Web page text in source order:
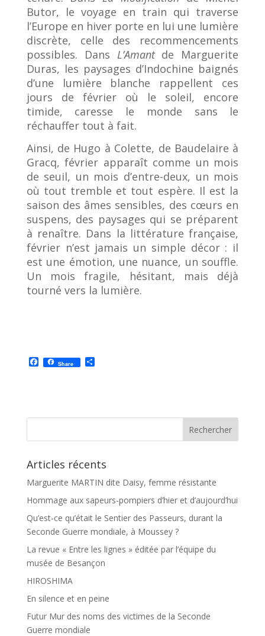
Butor, le voyage en train qui traverse
l’Europe en hiver porte en lui une lumière
discrète, celle des recommencements
possibles. Dans L’Amantde Marguerite
Duras, les paysages d’Indochine baignés
d’une lumière blanche rappellent ces
jours de février où le soleil, encore
timide, caresse le monde sans le
réchauffer tout à fait.
Ainsi, de Hugo à Colette, de Baudelaire à
Gracq, février apparaît comme un mois
de seuil, un mois d’entre-deux, un mois
où tout tremble et tout espère. Il est la
saison des âmes sensibles, des cœurs en
suspens, des paysages qui se préparent
à renaître. Dans la littérature française,
février n’est jamais un simple décor : il
est une émotion, une nuance, un souffle.
Un mois fragile, hésitant, mais déjà
tourné vers la lumière.
F
a
o
Share P
e
Articles récents
Marguerite MARTIN dite Daisy, femme résistante
Hommage aux sapeurs-pompiers d’hier et d’aujourd’hui
Qu’est-ce qu’était le Sentier des Passeurs, durant la
Seconde Guerre mondiale, à Moussey ?
La revue « Entre les lignes » éditée par l’équipe du
musée de Besançon
HIROSHIMA
En silence et en peine
Futur Mur des noms des victimes de la Seconde
Guerre mondiale